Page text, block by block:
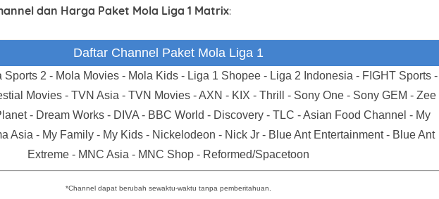
dan Harga Paket Mola Liga 1 Matrix:
Daftar Channel Paket Mola Liga 1
Sports 2 - Mola Movies - Mola Kids - Liga 1 Shopee - Liga 2 Indonesia - FIGHT Sports -
Movies - TVN Asia - TVN Movies - AXN - KIX - Thrill - Sony One - Sony GEM - Zee
- Dream Works - DIVA - BBC World - Discovery - TLC - Asian Food Channel - My
Asia - My Family - My Kids - Nickelodeon - Nick Jr - Blue Ant Entertainment - Blue Ant
Extreme - MNC Asia - MNC Shop - Reformed/Spacetoon
*Channel dapat berubah sewaktu-waktu tanpa pemberitahuan
Name Mobile Phone Number